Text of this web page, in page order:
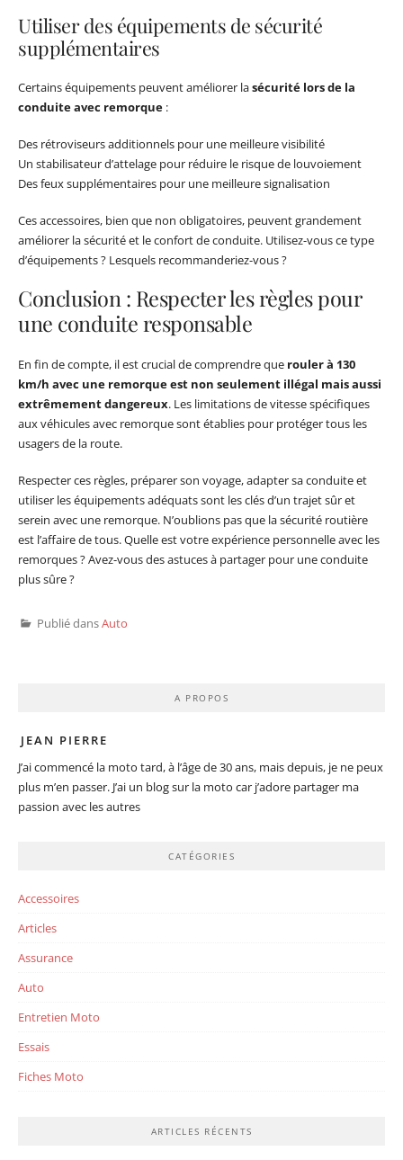
Utiliser des équipements de sécurité
supplémentaires
Certains équipements peuvent améliorer lasécurité lors de la
conduite avec remorque :
Des rétroviseurs additionnels pour une meilleure visibilité
Un stabilisateur d’attelage pour réduire le risque de louvoiement
Des feux supplémentaires pour une meilleure signalisation
Ces accessoires, bien que non obligatoires, peuvent grandement
améliorer la sécurité et le confort de conduite. Utilisez-vous ce type
d’équipements ? Lesquels recommanderiez-vous ?
Conclusion : Respecter les règles pour
une conduite responsable
En fin de compte, il est crucial de comprendre que rouler à 130
km/h avec une remorque est non seulement illégal mais aussi
extrêmement dangereux. Les limitations de vitesse spécifiques
aux véhicules avec remorque sont établies pour protéger tous les
usagers de la route.
Respecter ces règles, préparer son voyage, adapter sa conduite et
utiliser les équipements adéquats sont les clés d’un trajet sûr et
serein avec une remorque. N’oublions pas que la sécurité routière
est l’affaire de tous. Quelle est votre expérience personnelle avec les
remorques ? Avez-vous des astuces à partager pour une conduite
plus sûre ?
Publié dansAuto
A PROPOS
JEAN PIERRE
J’ai commencé la moto tard, à l’âge de 30 ans, mais depuis, je ne peux
plus m’en passer. J’ai un blog sur la moto car j’adore partager ma
passion avec les autres
CATÉGORIES
Accessoires
Articles
Assurance
Auto
Entretien Moto
Essais
Fiches Moto
ARTICLES RÉCENTS